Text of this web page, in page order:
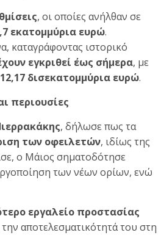
, οι οποίες ανήλθαν σε
εκατομμύρια ευρώ.
καταγράφοντας ιστορικό
εγκριθεί έως σήμερα, με
12,17 δισεκατομμύρια ευρώ.
περιουσίες
, δήλωσε πως τα
των οφειλετών, ιδίως της
ο Μάιος σηματοδότησε
των νέων ορίων, ενώ
εργαλείο προστασίας
αποτελεσματικότητά του στη